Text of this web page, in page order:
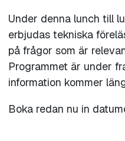
Under denna lunch till
erbjudas tekniska
på frågor som är
Programmet är under
information kommer
Boka redan nu in